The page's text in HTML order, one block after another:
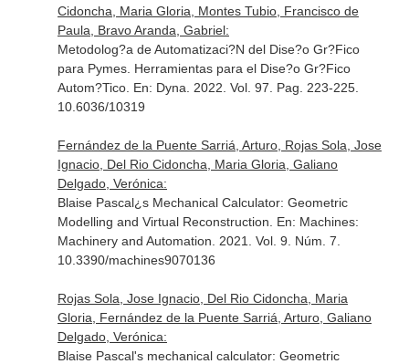
Cidoncha, Maria Gloria, Montes Tubio, Francisco de
Paula, Bravo Aranda, Gabriel:
Metodolog?a de Automatizaci?N del Dise?o Gr?Fico
para Pymes. Herramientas para el Dise?o Gr?Fico
Autom?Tico. En: Dyna . 2022. Vol. 97. Pag. 223-225.
10.6036/10319
Fernández de la Puente Sarriá, Arturo, Rojas Sola, Jose
Ignacio, Del Rio Cidoncha, Maria Gloria, Galiano
Delgado, Verónica:
Blaise Pascal¿s Mechanical Calculator: Geometric
Modelling and Virtual Reconstruction. En: Machines:
Machinery and Automation . 2021. Vol. 9. Núm. 7.
10.3390/machines9070136
Rojas Sola, Jose Ignacio, Del Rio Cidoncha, Maria
Gloria, Fernández de la Puente Sarriá, Arturo, Galiano
Delgado, Verónica:
Blaise Pascal's mechanical calculator: Geometric